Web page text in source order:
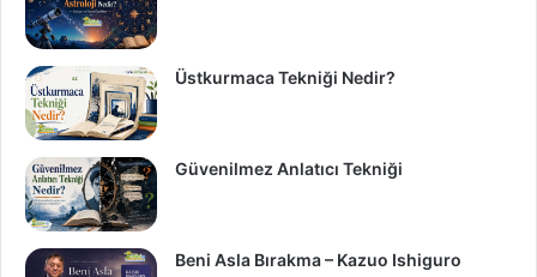
Üstkurmaca Tekniği Nedir?
Güvenilmez Anlatıcı Tekniği
Beni Asla Bırakma – Kazuo Ishiguro